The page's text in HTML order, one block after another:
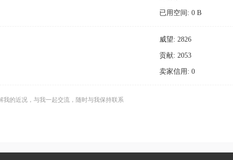
已用空间: 0 B
威望: 2826
贡献: 2053
卖家信用: 0
我的近况，与我一起交流，随时与我保持联系